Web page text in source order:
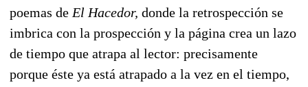
poemas de El Hacedor, donde la retrospección se
imbrica con la prospección y la página crea un lazo
de tiempo que atrapa al lector: precisamente
porque éste ya está atrapado a la vez en el tiempo,